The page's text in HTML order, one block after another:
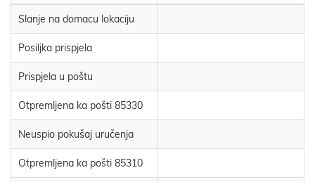
Slanje na domacu lokaciju
Posiljka prispjela
Prispjela u poštu
Otpremljena ka pošti 85330
Neuspio pokušaj uručenja
Otpremljena ka pošti 85310